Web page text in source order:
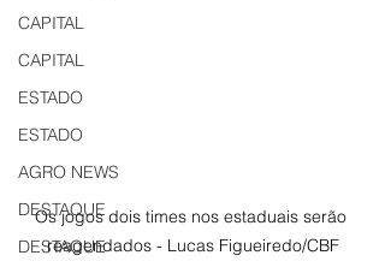
CAPITAL
CAPITAL
ESTADO
ESTADO
AGRO NEWS
DESTAQUE
DESTAQUE
Os jogos dois times nos estaduais serão
reagendados - Lucas Figueiredo/CBF